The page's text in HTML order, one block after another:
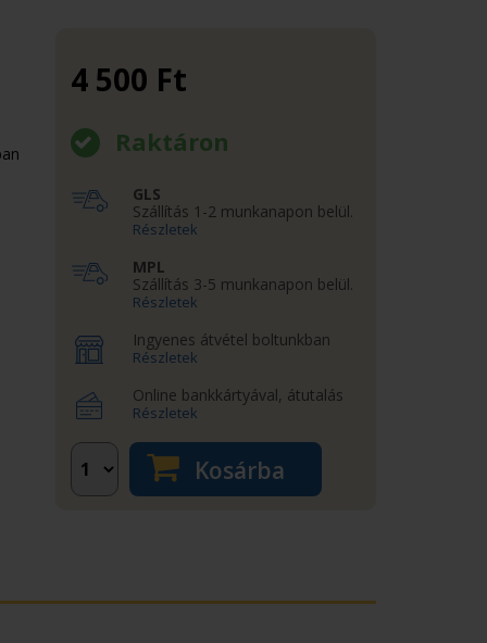
4 500 Ft
Raktáron
GLS
Szállítás 1-2 munkanapon belül.
Részletek
MPL
Szállítás 3-5 munkanapon belül.
Részletek
Ingyenes átvétel boltunkban
Részletek
Online bankkártyával, átutalás
Részletek
Kosárba